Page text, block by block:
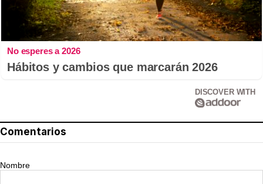
No esperes a 2026
Hábitos y cambios que marcarán 2026
DISCOVER WITH
Comentarios
Nombre